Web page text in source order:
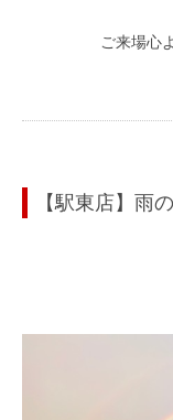
ご来場心
【駅東店】雨